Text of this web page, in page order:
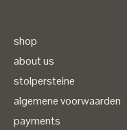
shop
about us
stolpersteine
algemene voorwaarden
payments